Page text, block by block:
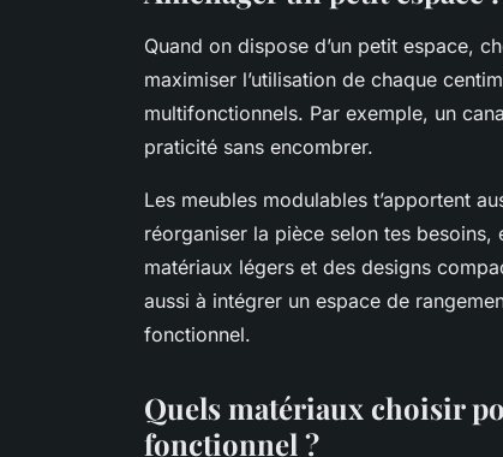
Quand on dispose d’un petit espace,
maximiser l’utilisation de chaque
multifonctionnels. Par exemple, un
praticité sans encombrer.
Les meubles modulables t’apportent
réorganiser la pièce selon tes
matériaux légers et des designs
aussi à intégrer un espace de
fonctionnel.
Quels matériaux choisir
fonctionnel ?